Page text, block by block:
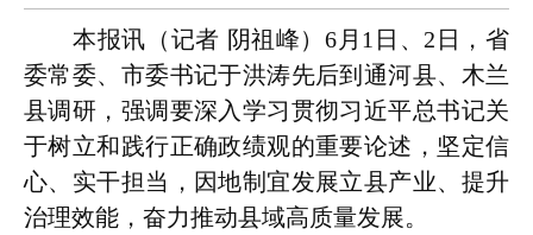
本报讯（记者 阴祖峰）6月1日、2日，省
委常委、市委书记于洪涛先后到通河县、木兰
县调研，强调要深入学习贯彻习近平总书记关
于树立和践行正确政绩观的重要论述，坚定信
心、实干担当，因地制宜发展立县产业、提升
治理效能，奋力推动县域高质量发展。